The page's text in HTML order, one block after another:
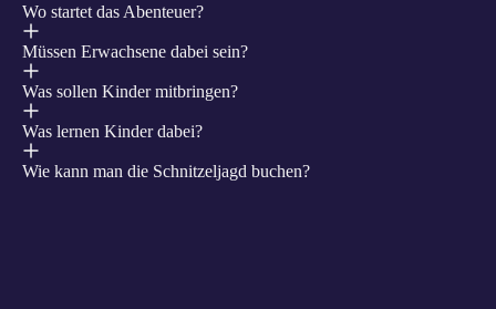
Wo startet das Abenteuer?
Müssen Erwachsene dabei sein?
Was sollen Kinder mitbringen?
Was lernen Kinder dabei?
Wie kann man die Schnitzeljagd buchen?